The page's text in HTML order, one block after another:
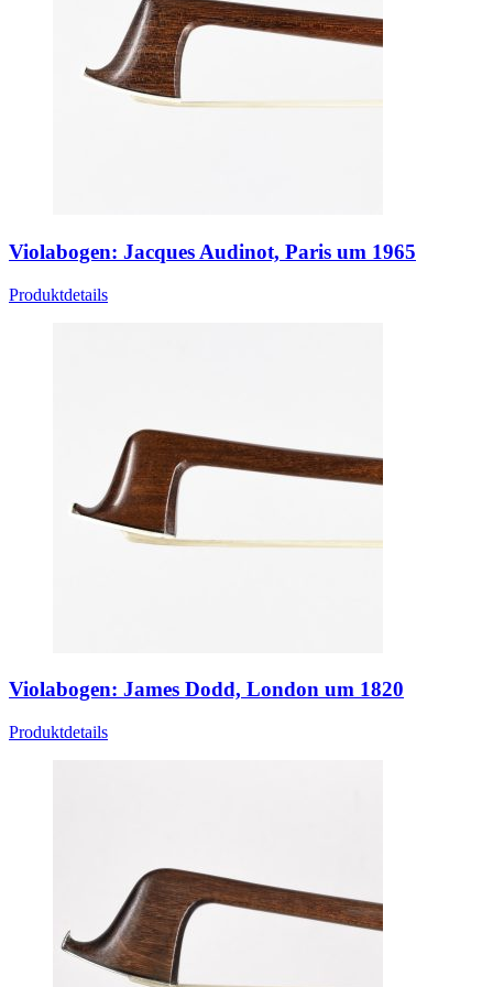
Violabogen: Jacques Audinot, Paris um 1965
Produktdetails
Violabogen: James Dodd, London um 1820
Produktdetails